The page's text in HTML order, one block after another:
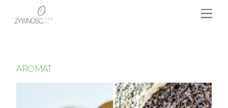
AROMAT